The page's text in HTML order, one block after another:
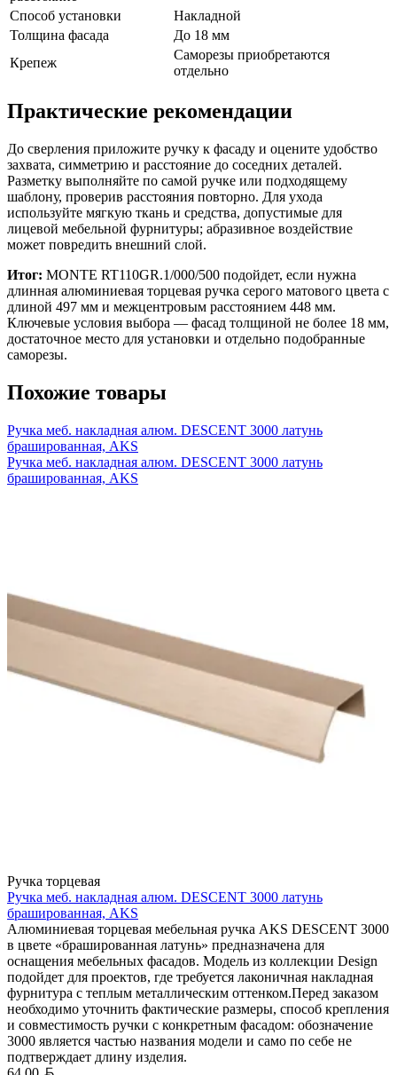
Способ установки
Накладной
Толщина фасада
До 18 мм
Крепеж
Саморезы приобретаются
отдельно
Практические рекомендации
До сверления приложите ручку к фасаду и оцените удобство
захвата, симметрию и расстояние до соседних деталей.
Разметку выполняйте по самой ручке или подходящему
шаблону, проверив расстояния повторно. Для ухода
используйте мягкую ткань и средства, допустимые для
лицевой мебельной фурнитуры; абразивное воздействие
может повредить внешний слой.
Итог: MONTE RT110GR.1/000/500 подойдет, если нужна
длинная алюминиевая торцевая ручка серого матового цвета с
длиной 497 мм и межцентровым расстоянием 448 мм.
Ключевые условия выбора — фасад толщиной не более 18 мм,
достаточное место для установки и отдельно подобранные
саморезы.
Похожие товары
Ручка меб. накладная алюм. DESCENT 3000 латунь
брашированная, AKS
Ручка меб. накладная алюм. DESCENT 3000 латунь
брашированная, AKS
Ручка торцевая
Ручка меб. накладная алюм. DESCENT 3000 латунь
брашированная, AKS
Алюминиевая торцевая мебельная ручка AKS DESCENT 3000
в цвете «брашированная латунь» предназначена для
оснащения мебельных фасадов. Модель из коллекции Design
подойдет для проектов, где требуется лаконичная накладная
фурнитура с теплым металлическим оттенком.Перед заказом
необходимо уточнить фактические размеры, способ крепления
и совместимость ручки с конкретным фасадом: обозначение
3000 является частью названия модели и само по себе не
подтверждает длину изделия.